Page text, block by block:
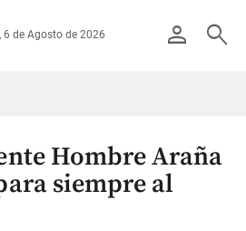
person search
, 6 de Agosto de 2026
Hombre Araña
siempre al